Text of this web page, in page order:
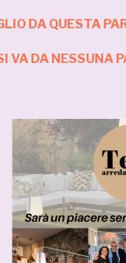
DA QUESTA
VA DA NESSUNA